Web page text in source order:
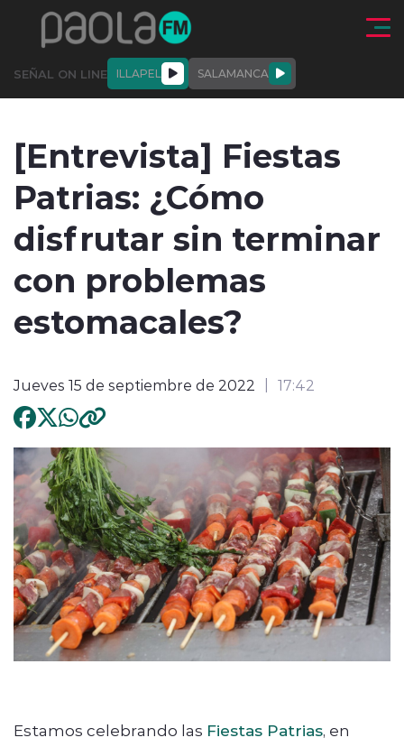
Click acá para ir directamente al contenido
SEÑAL ON LINE ILLAPEL SALAMANCA
ACTUALIDAD ENTREVISTAS
modo claro
[Entrevista] Fiestas
Patrias: ¿Cómo
disfrutar sin terminar
con problemas
estomacales?
Jueves 15 de septiembre de 2022 17:42
Estamos celebrando las Fiestas Patrias, en